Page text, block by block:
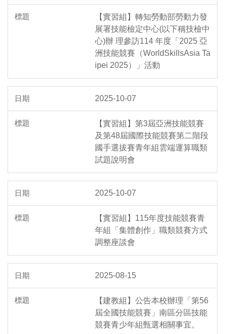
【實習組】轉知勞動部勞動力發
展署技能檢定中心(以下稱技檢中
心)辦 理參訪114 年度「2025 亞
洲技能競賽（WorldSkillsAsia Ta
ipei 2025）」活動
2025-10-07
【實習組】第3屆亞洲技能競賽
及第48屆國際技能競賽第二階段
國手選拔賽青年組雲端運算職類
試題說明會
2025-10-07
【實習組】115年度技能競賽青
年組「集體創作」職類競賽方式
調整座談會
2025-08-15
【建教組】公告本校辦理「第56
屆全國技能競賽」南區分區技能
競賽青少年組甄選相關事宜。